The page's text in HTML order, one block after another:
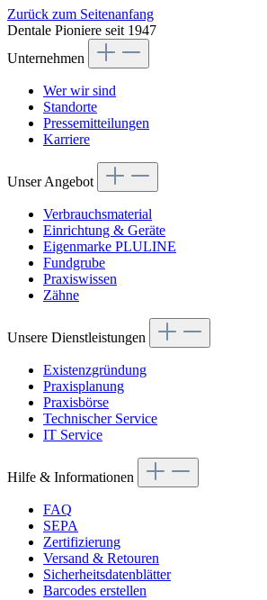
Zurück zum Seitenanfang
Dentale Pioniere seit 1947
Unternehmen
Wer wir sind
Standorte
Pressemitteilungen
Karriere
Unser Angebot
Verbrauchsmaterial
Einrichtung & Geräte
Eigenmarke PLULINE
Fundgrube
Praxiswissen
Zähne
Unsere Dienstleistungen
Existenzgründung
Praxisplanung
Praxisbörse
Technischer Service
IT Service
Hilfe & Informationen
FAQ
SEPA
Zertifizierung
Versand & Retouren
Sicherheitsdatenblätter
Barcodes erstellen